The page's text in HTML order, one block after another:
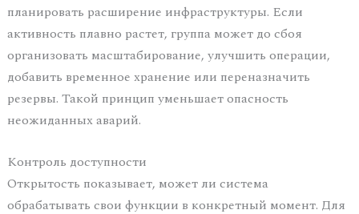
планировать расширение инфраструктуры. Если
активность плавно растет, группа может до сбоя
организовать масштабирование, улучшить операции,
добавить временное хранение или переназначить
резервы. Такой принцип уменьшает опасность
неожиданных аварий.
Контроль доступности
Открытость показывает, может ли система
обрабатывать свои функции в конкретный момент. Для